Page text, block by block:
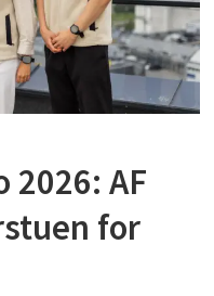
2026: AF
for